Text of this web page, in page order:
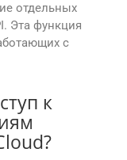
отдельных
Эта функция
с
к